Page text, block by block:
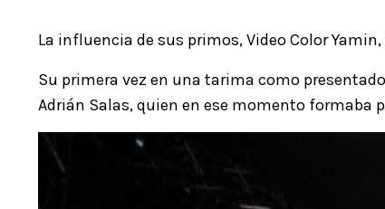
La influencia de sus primos, Video Color
Su primera vez en una tarima como
Adrián Salas, quien en ese momento formaba